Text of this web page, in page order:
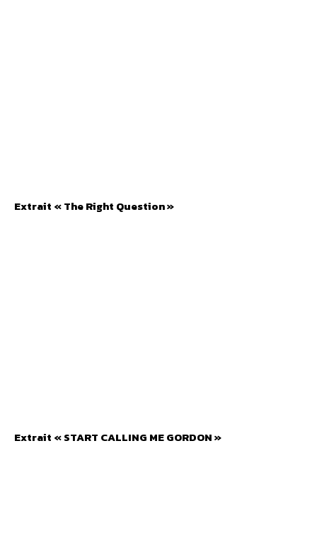
Extrait « The Right Question »
Extrait « START CALLING ME GORDON »